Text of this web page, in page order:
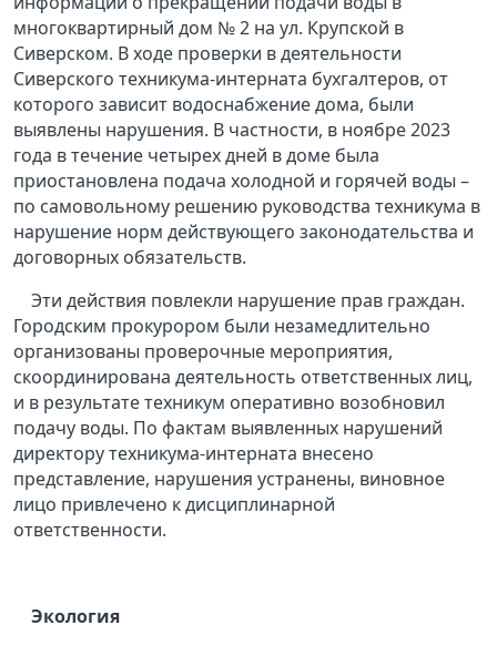
многоквартирный дом № 2 на ул. Крупской в
Сиверском. В ходе проверки в деятельности
Сиверского техникума-интерната бухгалтеров, от
которого зависит водоснабжение дома, были
выявлены нарушения. В частности, в ноябре 2023
года в течение четырех дней в доме была
приостановлена подача холодной и горячей воды –
по самовольному решению руководства техникума в
нарушение норм действующего законодательства и
договорных обязательств.
Эти действия повлекли нарушение прав граждан.
Городским прокурором были незамедлительно
организованы проверочные мероприятия,
скоординирована деятельность ответственных лиц,
и в результате техникум оперативно возобновил
подачу воды. По фактам выявленных нарушений
директору техникума-интерната внесено
представление, нарушения устранены, виновное
лицо привлечено к дисциплинарной
ответственности.
Экология